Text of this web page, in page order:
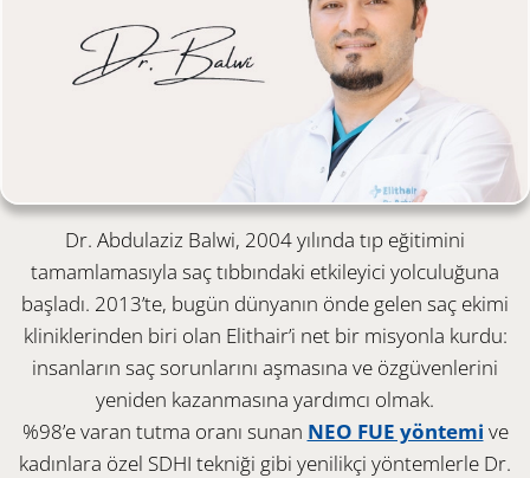
Dr. Abdulaziz Balwi, 2004 yılında tıp eğitimini
tamamlamasıyla saç tıbbındaki etkileyici yolculuğuna
başladı. 2013’te, bugün dünyanın önde gelen saç ekimi
kliniklerinden biri olan Elithair’i net bir misyonla kurdu:
insanların saç sorunlarını aşmasına ve özgüvenlerini
yeniden kazanmasına yardımcı olmak.
%98’e varan tutma oranı sunan NEO FUE yöntemi ve
kadınlara özel SDHI tekniği gibi yenilikçi yöntemlerle Dr.